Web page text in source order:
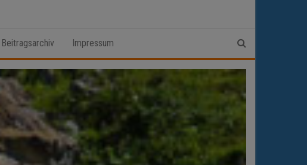
Beitragsarchiv Impressum